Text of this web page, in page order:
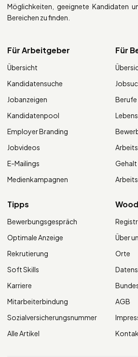
Möglichkeiten, geeignete Kandidaten
Bereichen zu finden.
Für Arbeitgeber
Übersicht
Kandidatensuche
Jobanzeigen
Kandidatenpool
Employer Branding
Jobvideos
E-Mailings
Medienkampagnen
Für
Berufe
Gehalt
Tipps
Bewerbungsgespräch
Optimale Anzeige
Rekrutierung
Soft Skills
Karriere
Mitarbeiterbindung
Sozialversicherungsnummer
Alle Artikel
Über
Orte
AGB